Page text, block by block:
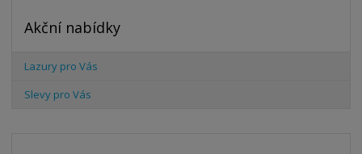
Akční nabídky
Lazury pro Vás
Slevy pro Vás